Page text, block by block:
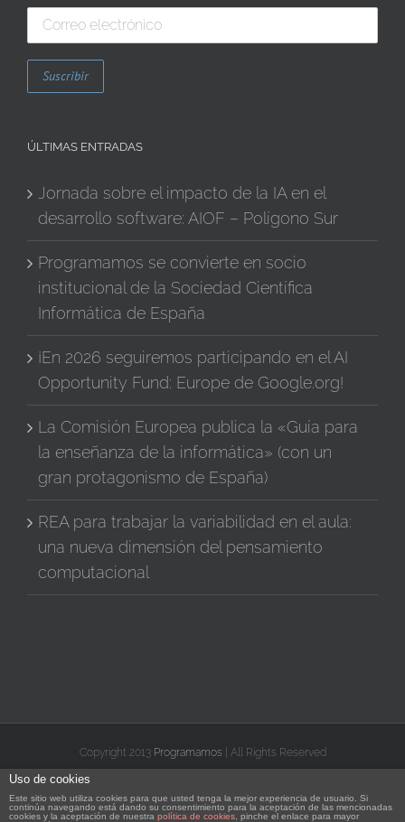
ÚLTIMAS ENTRADAS
Jornada sobre el impacto de la IA en el
desarrollo software: AIOF – Polígono Sur
Programamos se convierte en socio
institucional de la Sociedad Científica
Informática de España
¡En 2026 seguiremos participando en el AI
Opportunity Fund: Europe de Google.org!
La Comisión Europea publica la «Guía para
la enseñanza de la informática» (con un
gran protagonismo de España)
REA para trabajar la variabilidad en el aula:
una nueva dimensión del pensamiento
computacional
Copyright 2013 Programamos | All Rights Reserved
electrónico
Uso de cookies
Este sitio web utiliza cookies para que usted tenga la mejor experiencia de usuario. Si
continúa navegando está dando su consentimiento para la aceptación de las mencionadas
cookies y la aceptación de nuestra política de cookies , pinche el enlace para mayor